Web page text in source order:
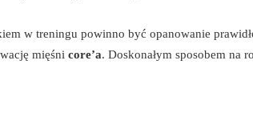
w treningu powinno być opanowanie
mięśni core’a. Doskonałym sposobem na